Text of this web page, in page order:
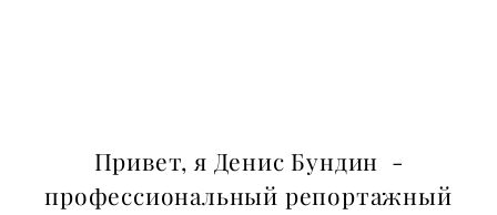
Привет, я Денис Бундин -
профессиональный репортажный